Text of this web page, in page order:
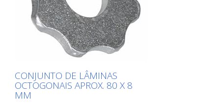
CONJUNTO DE LÂMINAS
OCTOGONAIS APROX. 80 X 8
MM